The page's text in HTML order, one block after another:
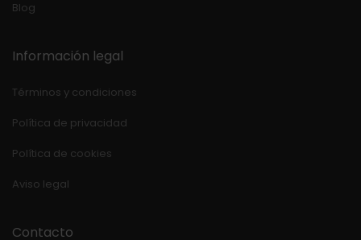
Blog
Información legal
Términos y condiciones
Política de privacidad
Política de cookies
Aviso legal
Contacto